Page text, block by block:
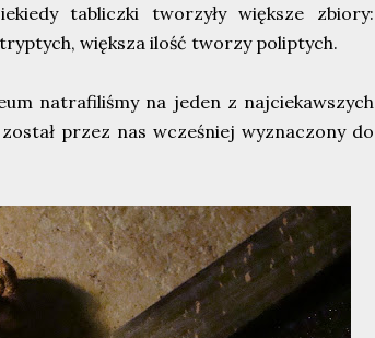
tabliczki tworzyły większe zbiory:
większa ilość tworzy poliptych.
natrafiliśmy na jeden z najciekawszych
przez nas wcześniej wyznaczony do